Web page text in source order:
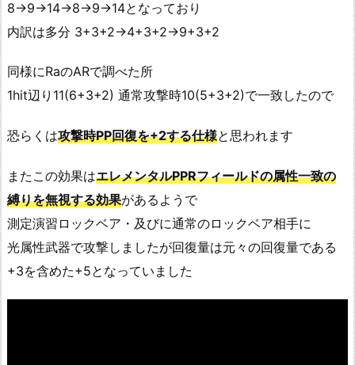
8→9→14→8→9→14となっており
内訳は多分 3+3+2→4+3+2→9+3+2
同様にRaのARで調べた所
1hit辺り11(6+3+2) 通常攻撃時10(5+3+2)で一致したので
恐らくは攻撃時PP回復を+2する仕様と思われます
またこの効果はエレメンタルPPRフィールドの属性一致の
縛りを無視する効果があるようで
測定演習ロックベア・及びに通常のロックベア相手に
光属性武器で攻撃しましたが回復量は元々の回復量である
+3を含めた+5となっていました